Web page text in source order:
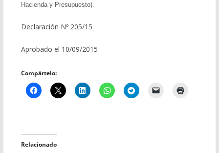
Hacienda y Presupuesto).
Declaración Nº 205/15
Aprobado el 10/09/2015
Compártelo:
Relacionado